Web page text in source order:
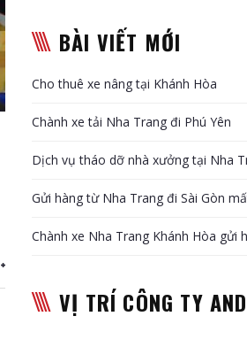
BÀI VIẾT MỚI
Cho thuê xe nâng tại Khánh Hòa
Chành xe tải Nha Trang đi Phú Yên
Dịch vụ tháo dỡ nhà xưởng tại Nha
Gửi hàng từ Nha Trang đi Sài Gòn
Chành xe Nha Trang Khánh Hòa gửi
VỊ TRÍ CÔNG TY